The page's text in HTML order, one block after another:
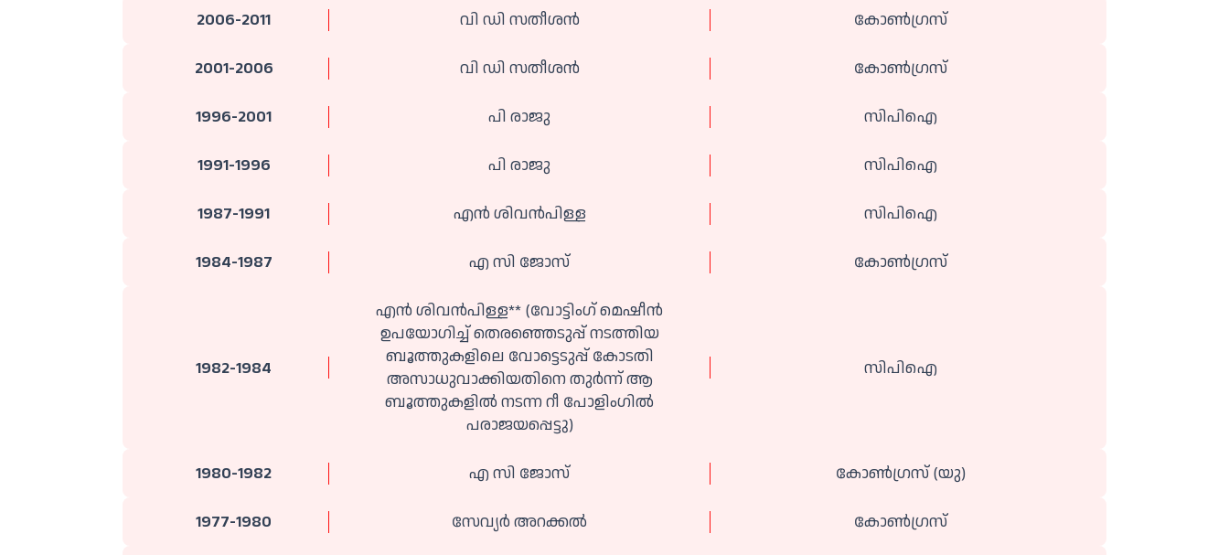
2006-2011 വി ഡി സതീശൻ കോൺ​ഗ്രസ്
2001-2006 വി ഡി സതീശൻ കോൺ​ഗ്രസ്
1996-2001 പി രാജു സിപിഐ
1991-1996 പി രാജു സിപിഐ
1987-1991 എൻ ശിവൻപിള്ള സിപിഐ
1984-1987 എ സി ജോസ് കോൺഗ്രസ്
1982-1984
എൻ ശിവൻപിള്ള** (വോട്ടിംഗ് മെഷീൻ
ഉപയോഗിച്ച് തെരഞ്ഞെടുപ്പ് നടത്തിയ
ബൂത്തുകളിലെ വോട്ടെടുപ്പ് കോടതി
അസാധുവാക്കിയതിനെ തുർന്ന് ആ
ബൂത്തുകളിൽ നടന്ന റീ പോളിംഗിൽ
പരാജയപ്പെട്ടു)
സിപിഐ
1980-1982 എ സി ജോസ് കോൺ​ഗ്രസ് (യു)
1977-1980 സേവ്യർ അറക്കൽ കോൺ​ഗ്രസ്